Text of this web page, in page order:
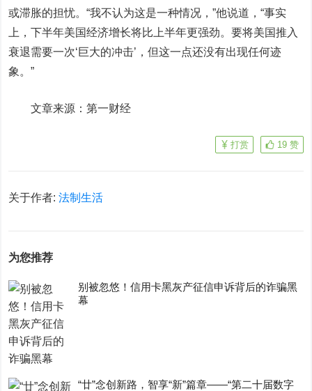
或滞胀的担忧。“我不认为这是一种情况，”他说道，“事实
上，下半年美国经济增长将比上半年更强劲。要将美国推入
衰退需要一次‘巨大的冲击’，但这一点还没有出现任何迹
象。”
文章来源：第一财经
19 赞
打赏
关于作者:法制生活
为您推荐
别被忽悠！信用卡黑灰产征信申诉背后的诈骗黑
幕
“廿”念创新路，智享“新”篇章——“第二十届数字